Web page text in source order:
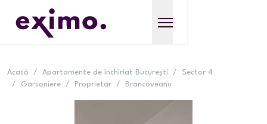
Acasă / Apartamente de închiriat București /
Sector 4
/
Garsoniere / Proprietar / Brancoveanu